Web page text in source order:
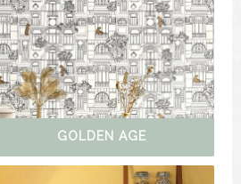
GOLDEN AGE